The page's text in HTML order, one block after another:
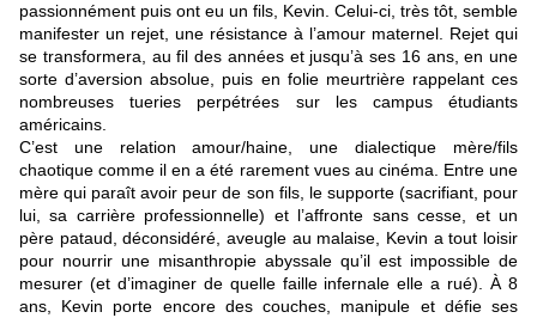
passionnément puis ont eu un fils, Kevin. Celui-ci, très tôt, semble
manifester un rejet, une résistance à l’amour maternel. Rejet qui
se transformera, au fil des années et jusqu’à ses 16 ans, en une
sorte d’aversion absolue, puis en folie meurtrière rappelant ces
nombreuses tueries perpétrées sur les campus étudiants
américains.
C’est une relation amour/haine, une dialectique mère/fils
chaotique comme il en a été rarement vues au cinéma. Entre une
mère qui paraît avoir peur de son fils, le supporte (sacrifiant, pour
lui, sa carrière professionnelle) et l’affronte sans cesse, et un
père pataud, déconsidéré, aveugle au malaise, Kevin a tout loisir
pour nourrir une misanthropie abyssale qu’il est impossible de
mesurer (et d’imaginer de quelle faille infernale elle a rué). À 8
ans, Kevin porte encore des couches, manipule et défie ses